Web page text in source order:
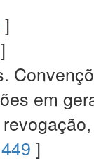
]
]
em
]